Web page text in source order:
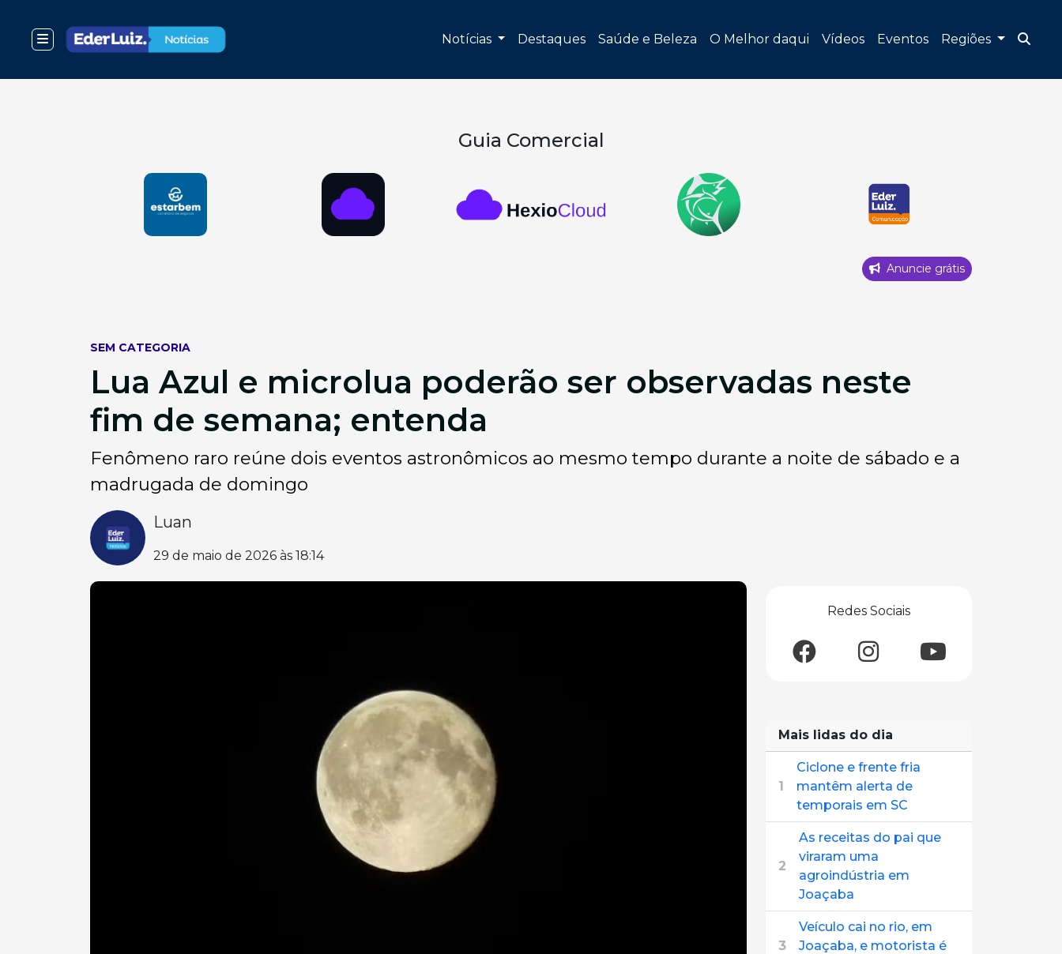
Notícias Destaques Saúde e Beleza O Melhor daqui Vídeos Eventos Regiões
Guia Comercial
Anuncie grátis
SEM CATEGORIA
Lua Azul e microlua poderão ser observadas neste
fim de semana; entenda
Fenômeno raro reúne dois eventos astronômicos ao mesmo tempo durante a noite de sábado e a
madrugada de domingo
Luan
29 de maio de 2026 às 18:14
Redes Sociais
Mais lidas do dia
1
Ciclone e frente fria
mantêm alerta de
temporais em SC
2
As receitas do pai que
viraram uma
agroindústria em
Joaçaba
3
Veículo cai no rio, em
Joaçaba, e motorista é